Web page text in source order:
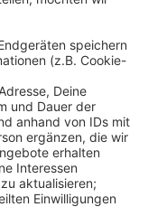
für ein neues
ein Kanal quer
Verkehr wird
können trotz
in die
Gegenrichtung
Allee wird